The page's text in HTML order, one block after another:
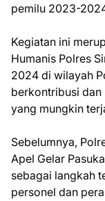
pemilu 2023-
Kegiatan ini
Humanis Polres
2024 di wilayah
berkontribusi dan
yang mungkin
Sebelumnya,
Apel Gelar
sebagai langkah
personel dan